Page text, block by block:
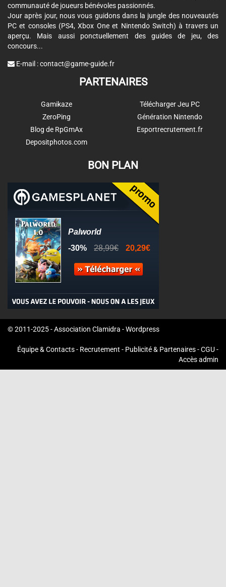
communauté de joueurs bénévoles passionnés.
Jour après jour, nous vous guidons dans la jungle des nouveautés
PC et consoles (PS4, Xbox One et Nintendo Switch) à travers un
aperçu. Mais aussi ponctuellement des guides de jeu, des
concours...
E-mail :contact@game-guide.fr
PARTENAIRES
Gamikaze
ZeroPing
Blog de RpGmAx
Depositphotos.com
Télécharger Jeu PC
Génération Nintendo
Esportrecrutement.fr
BON PLAN
© 2011-2025 - Association Clamidra -Wordpress
Équipe & Contacts- Recrutement - Publicité & Partenaires-CGU-
Accès admin